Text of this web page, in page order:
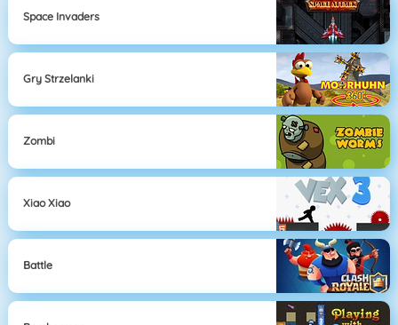
Space Invaders
Gry Strzelanki
Zombi
Xiao Xiao
Battle